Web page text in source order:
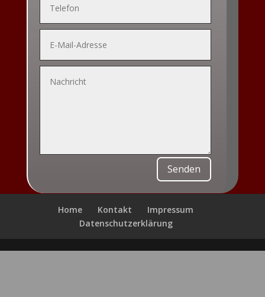
Senden
Home Kontakt
Impressum
Datenschutzerklärung